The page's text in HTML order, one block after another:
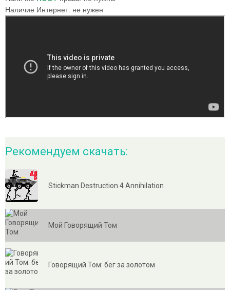
Наличие Интернет: не нужен
Рекомендуем скачать:
Stickman Destruction 4 Annihilation
Мой Говорящий Том
Говорящий Том: бег за золотом